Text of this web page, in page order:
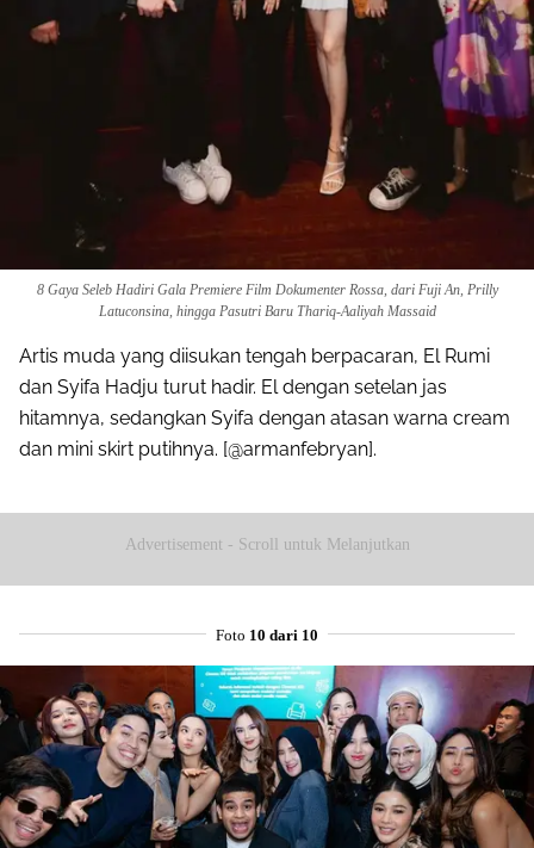
8 Gaya Seleb Hadiri Gala Premiere Film Dokumenter Rossa, dari Fuji An, Prilly
Latuconsina, hingga Pasutri Baru Thariq-Aaliyah Massaid
Artis muda yang diisukan tengah berpacaran, El Rumi
dan Syifa Hadju turut hadir. El dengan setelan jas
hitamnya, sedangkan Syifa dengan atasan warna cream
dan mini skirt putihnya. [@armanfebryan].
Advertisement - Scroll untuk Melanjutkan
Foto 10 dari 10